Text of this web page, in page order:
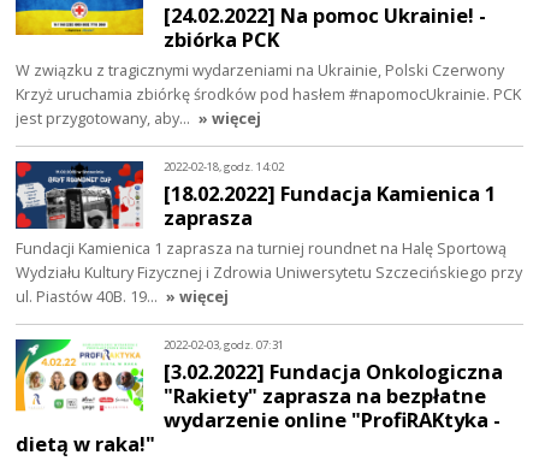
[24.02.2022] Na pomoc Ukrainie! -
zbiórka PCK
W związku z tragicznymi wydarzeniami na Ukrainie, Polski Czerwony
Krzyż uruchamia zbiórkę środków pod hasłem #napomocUkrainie. PCK
jest przygotowany, aby… » więcej
2022-02-18, godz. 14:02
[18.02.2022] Fundacja Kamienica 1
zaprasza
Fundacji Kamienica 1 zaprasza na turniej roundnet na Halę Sportową
Wydziału Kultury Fizycznej i Zdrowia Uniwersytetu Szczecińskiego przy
ul. Piastów 40B. 19… » więcej
2022-02-03, godz. 07:31
[3.02.2022] Fundacja Onkologiczna
"Rakiety" zaprasza na bezpłatne
wydarzenie online "ProfiRAKtyka -
dietą w raka!"